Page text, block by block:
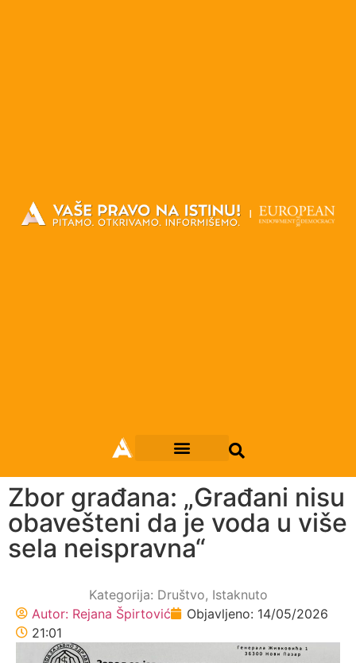
Zbor građana: „Građani nisu
obavešteni da je voda u više
sela neispravna“
Kategorija: Društvo, Istaknuto
Autor: Rejana Špirtović Objavljeno: 14/05/2026
21:01